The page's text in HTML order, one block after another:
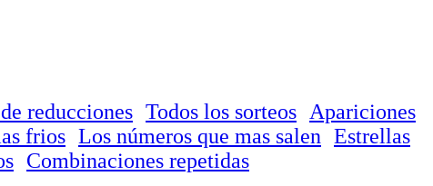
reducciones Todos los sorteos
Apariciones
frios Los números que mas salen Estrellas
Combinaciones repetidas